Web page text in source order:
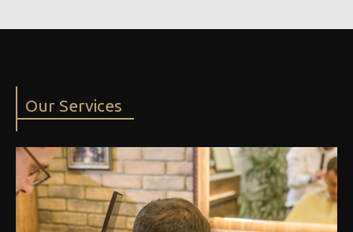
Our Services